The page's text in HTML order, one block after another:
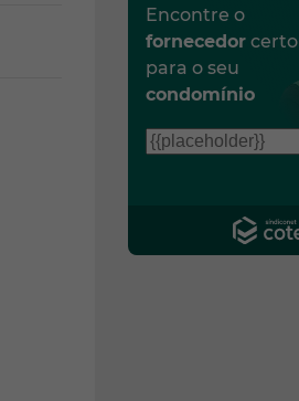
Encontre o
fornecedor certo
para o seu
condomínio